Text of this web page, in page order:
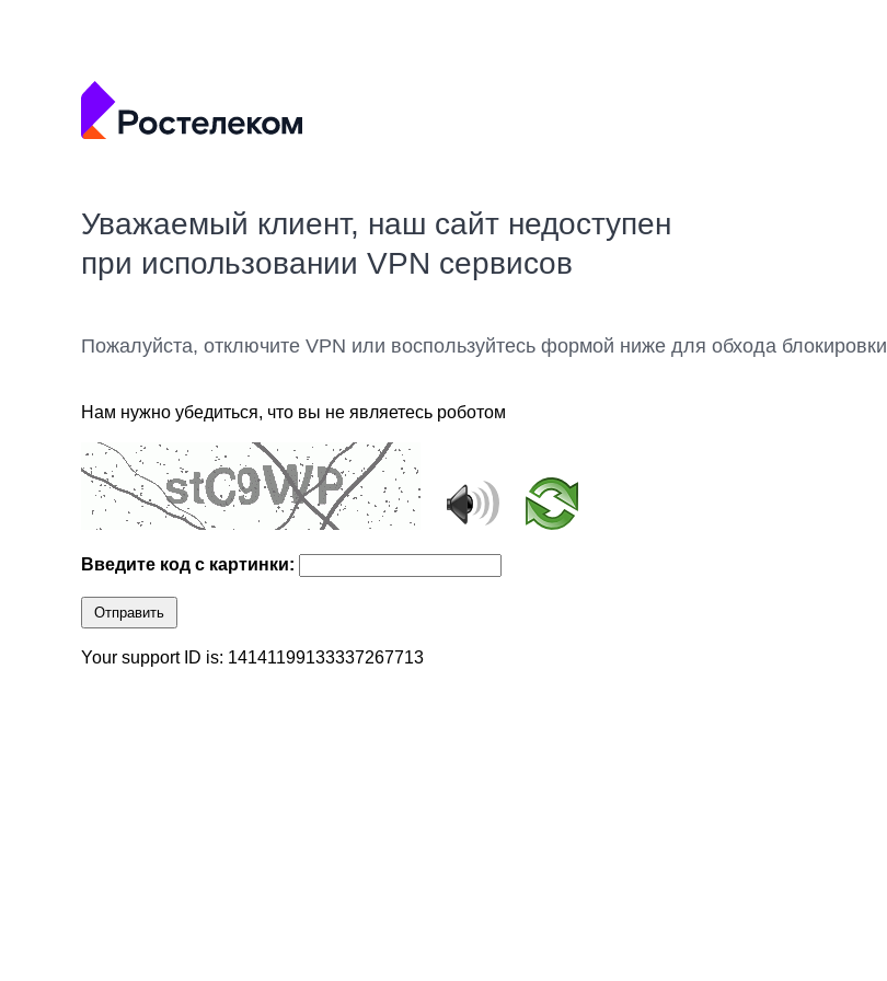
Уважаемый клиент, наш сайт недоступен
при использовании VPN сервисов
Пожалуйста, отключите VPN или воспользуйтесь формой ниже для обхода блокировки
Нам нужно убедиться, что вы не являетесь роботом
Введите код с картинки:
Отправить
Your support ID is: 14141199133337267713